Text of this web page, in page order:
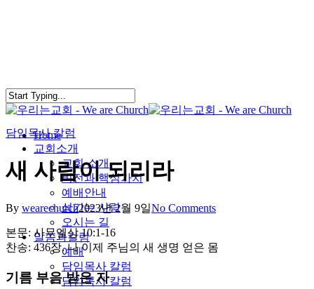
search
Menu Home
교회소개
교회 소개
비전과 핵심가치
예배안내
섬기는 사람
오시는 길
말씀과칼럼
예배
담임목사 칼럼
담임목사 칼럼
담임목사 칼럼
새 사람이 되리라
By wearechurch2023년 2월 9일No Comments
본문: 사무엘상 10:1-16
찬송: 436장. 나 이제 주님의 새 생명 얻은 몸
기름 부음 받은 자